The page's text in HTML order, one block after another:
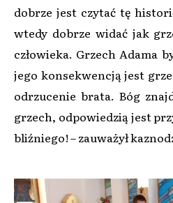
dobrze jest czytać tę
wtedy dobrze widać jak
człowieka. Grzech Adama
jego konsekwencją jest
odrzucenie brata. Bóg
grzech, odpowiedzią jest
bliźniego! – zauważył